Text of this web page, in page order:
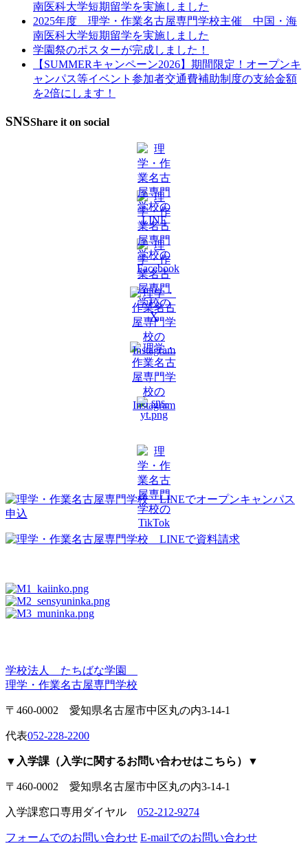
南医科大学短期留学を実施しました
2025年度 理学・作業名古屋専門学校主催 中国・海
南医科大学短期留学を実施しました
学園祭のポスターが完成しました！
【SUMMERキャンペーン2026】期間限定！オープンキ
ャンパス等イベント参加者交通費補助制度の支給金額
を2倍にします！
SNSShare it on social
学校法人 たちばな学園
理学・作業名古屋専門学校
〒460-0002 愛知県名古屋市中区丸の内3-14-1
代表052-228-2200
▼入学課（入学に関するお問い合わせはこちら）▼
〒460-0002 愛知県名古屋市中区丸の内3-14-1
入学課窓口専用ダイヤル 052-212-9274
フォームでのお問い合わせ E-mailでのお問い合わせ